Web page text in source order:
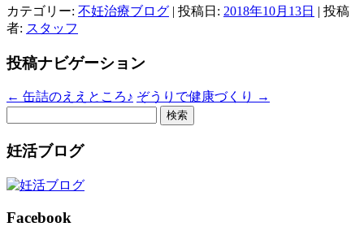
カテゴリー: 不妊治療ブログ | 投稿日: 2018年10月13日 | 投稿
者: スタッフ
投稿ナビゲーション
← 缶詰のええところ♪ ぞうりで健康づくり
→
妊活ブログ
Facebook